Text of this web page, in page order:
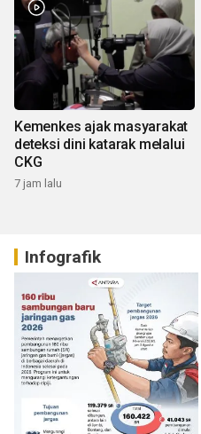
Kemenkes ajak masyarakat
deteksi dini katarak melalui
CKG
7 jam lalu
Infografik